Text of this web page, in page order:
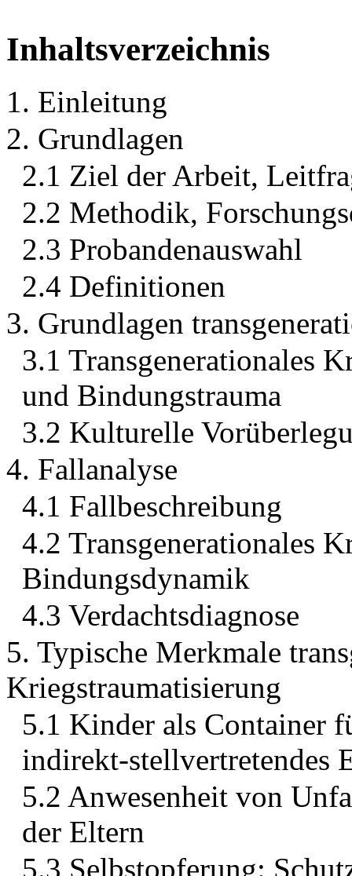
Inhaltsverzeichnis
1. Einleitung
2. Grundlagen
2.1 Ziel der Arbeit,
2.2 Methodik,
2.3 Probandenauswahl
2.4 Definitionen
3. Grundlagen
3.1 Transgenerationales
und Bindungstrauma
3.2 Kulturelle
4. Fallanalyse
4.1 Fallbeschreibung
4.2 Transgenerationales
Bindungsdynamik
4.3 Verdachtsdiagnose
5. Typische Merkmale
Kriegstraumatisierung
5.1 Kinder als Container
indirekt-stellvertretendes
5.2 Anwesenheit von
der Eltern
5.3 Selbstopferung: